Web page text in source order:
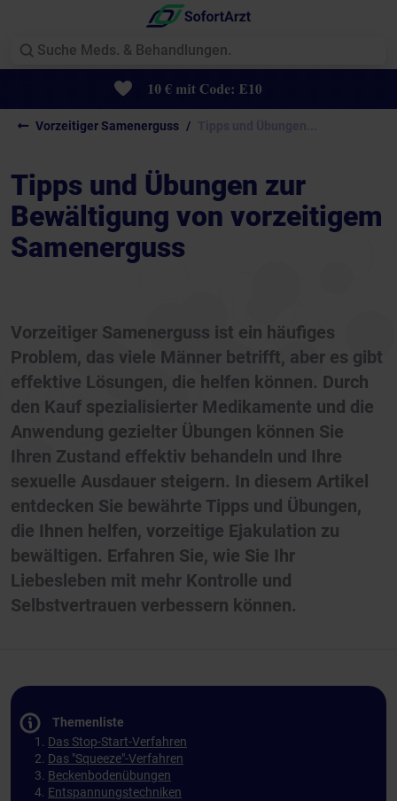
Vorzeitiger Samenerguss
Tipps und Übungen zur
Bewältigung von vorzeitigem
Samenerguss
Vorzeitiger Samenerguss ist ein häufiges
Problem, das viele Männer betrifft, aber es gibt
effektive Lösungen, die helfen können. Durch
den Kauf spezialisierter Medikamente und die
Anwendung gezielter Übungen können Sie
Ihren Zustand effektiv behandeln und Ihre
sexuelle Ausdauer steigern. In diesem Artikel
entdecken Sie bewährte Tipps und Übungen,
die Ihnen helfen, vorzeitige Ejakulation zu
bewältigen. Erfahren Sie, wie Sie Ihr
Liebesleben mit mehr Kontrolle und
Selbstvertrauen verbessern können.
Themenliste
Das Stop-Start-Verfahren
Das "Squeeze"-Verfahren
Beckenbodenübungen
Entspannungstechniken